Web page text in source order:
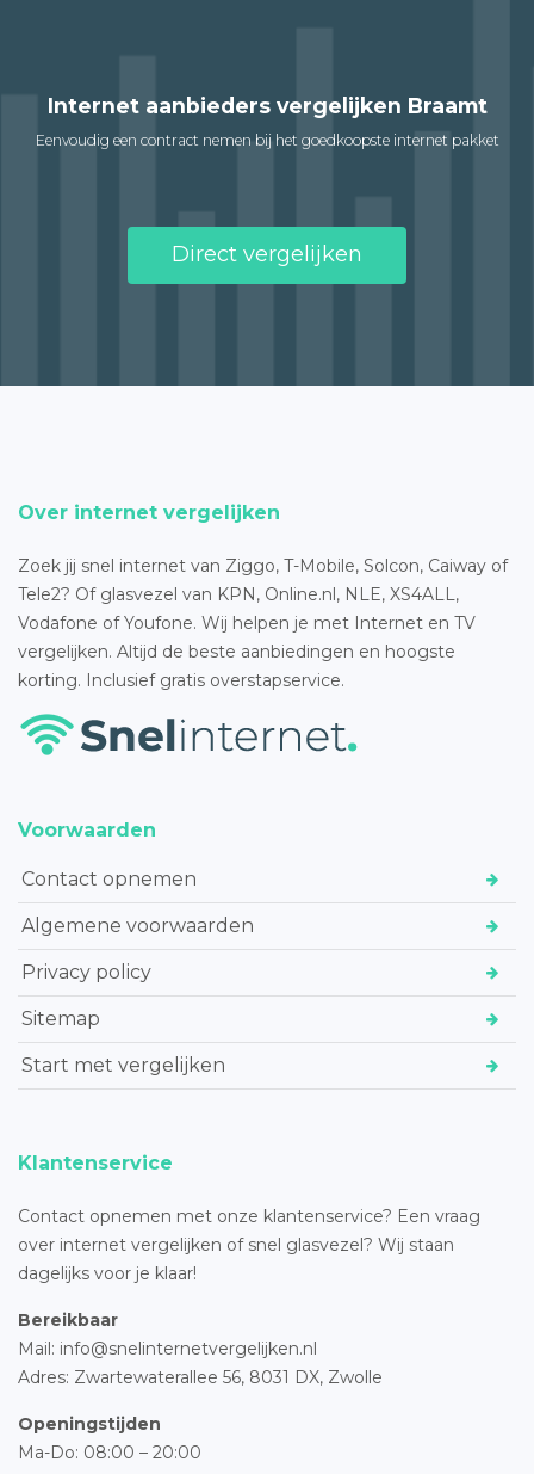
Internet aanbieders vergelijken Braamt
Eenvoudig een contract nemen bij het goedkoopste internet pakket
Direct vergelijken
Over internet vergelijken
Zoek jij snel internet van Ziggo, T-Mobile, Solcon, Caiway of
Tele2? Of glasvezel van KPN, Online.nl, NLE, XS4ALL,
Vodafone of Youfone. Wij helpen je met Internet en TV
vergelijken. Altijd de beste aanbiedingen en hoogste
korting. Inclusief gratis overstapservice.
Voorwaarden
Contact opnemen
Algemene voorwaarden
Privacy policy
Sitemap
Start met vergelijken
Klantenservice
Contact opnemen met onze klantenservice? Een vraag
over internet vergelijken of snel glasvezel? Wij staan
dagelijks voor je klaar!
Bereikbaar
Mail: info@snelinternetvergelijken.nl
Adres: Zwartewaterallee 56, 8031 DX, Zwolle
Openingstijden
Ma-Do: 08:00 – 20:00